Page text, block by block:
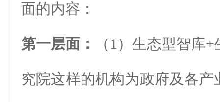
面的内容：
第一层面： （1）生态型智库
究院这样的机构为政府及各